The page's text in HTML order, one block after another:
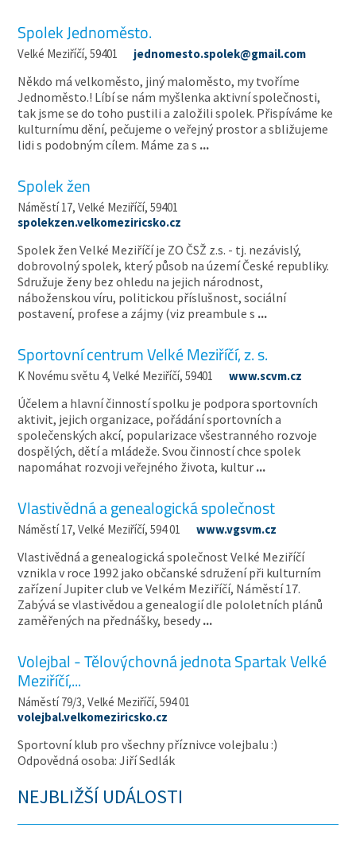
Spolek Jednoměsto.
Velké Meziříčí, 59401 jednomesto.spolek@gmail.com
Někdo má velkoměsto, jiný maloměsto, my tvoříme
Jednoměsto.! Líbí se nám myšlenka aktivní společnosti,
tak jsme se do toho pustili a založili spolek. Přispíváme ke
kulturnímu dění, pečujeme o veřejný prostor a sbližujeme
lidi s podobným cílem. Máme za s ...
Spolek žen
Náměstí 17, Velké Meziříčí, 59401
spolekzen.velkomeziricsko.cz
Spolek žen Velké Meziříčí je ZO ČSŽ z.s. - tj. nezávislý,
dobrovolný spolek, který působ na území České republiky.
Sdružuje ženy bez ohledu na jejich národnost,
náboženskou víru, politickou příslušnost, sociální
postavení, profese a zájmy (viz preambule s ...
Sportovní centrum Velké Meziříčí, z. s.
K Novému světu 4, Velké Meziříčí, 59401 www.scvm.cz
Účelem a hlavní činností spolku je podpora sportovních
aktivit, jejich organizace, pořádání sportovních a
společenských akcí, popularizace všestranného rozvoje
dospělých, dětí a mládeže. Svou činností chce spolek
napomáhat rozvoji veřejného života, kultur ...
Vlastivědná a genealogická společnost
Náměstí 17, Velké Meziříčí, 594 01 www.vgsvm.cz
Vlastivědná a genealogická společnost Velké Meziříčí
vznikla v roce 1992 jako občanské sdružení při kulturním
zařízení Jupiter club ve Velkém Meziříčí, Náměstí 17.
Zabývá se vlastivědou a genealogií dle pololetních plánů
zaměřených na přednášky, besedy ...
Volejbal - Tělovýchovná jednota Spartak Velké
Meziříčí,...
Náměstí 79/3, Velké Meziříčí, 594 01
volejbal.velkomeziricsko.cz
Sportovní klub pro všechny příznivce volejbalu :)
Odpovědná osoba: Jiří Sedlák
NEJBLIŽŠÍ UDÁLOSTI